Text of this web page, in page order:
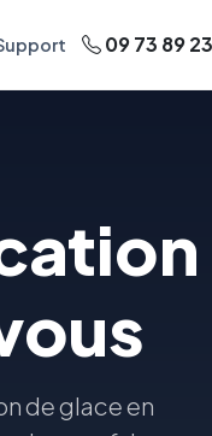
09 73 89
de glace en